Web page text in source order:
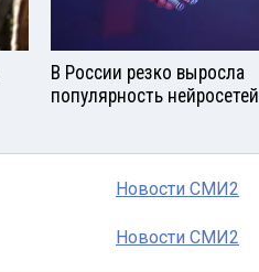
В России резко выросла
популярность нейросетей
Новости СМИ2
Новости СМИ2